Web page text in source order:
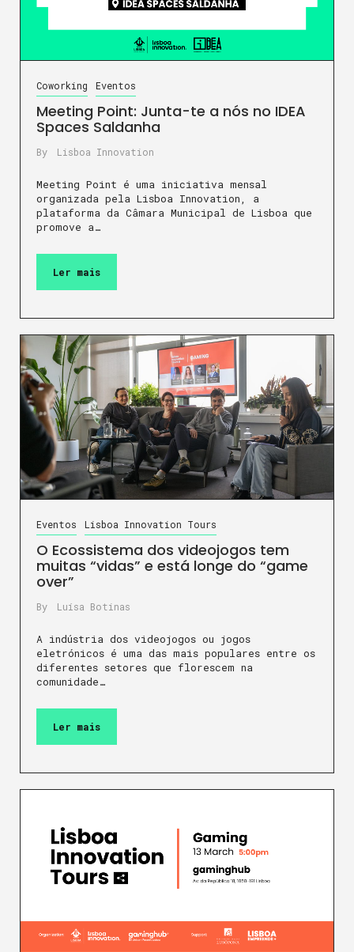
Coworking Eventos
Meeting Point: Junta-te a nós no IDEA
Spaces Saldanha
By Lisboa Innovation
Meeting Point é uma iniciativa mensal
organizada pela Lisboa Innovation, a
plataforma da Câmara Municipal de Lisboa que
promove a…
Ler mais
Eventos Lisboa Innovation Tours
O Ecossistema dos videojogos tem
muitas “vidas” e está longe do “game
over”
By Luísa Botinas
A indústria dos videojogos ou jogos
eletrónicos é uma das mais populares entre os
diferentes setores que florescem na
comunidade…
Ler mais